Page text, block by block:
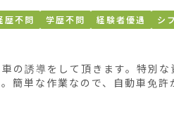
歴不問 学歴不問 経験者優遇
シ
の誘導をして頂きます。特別な
簡単な作業なので、自動車免